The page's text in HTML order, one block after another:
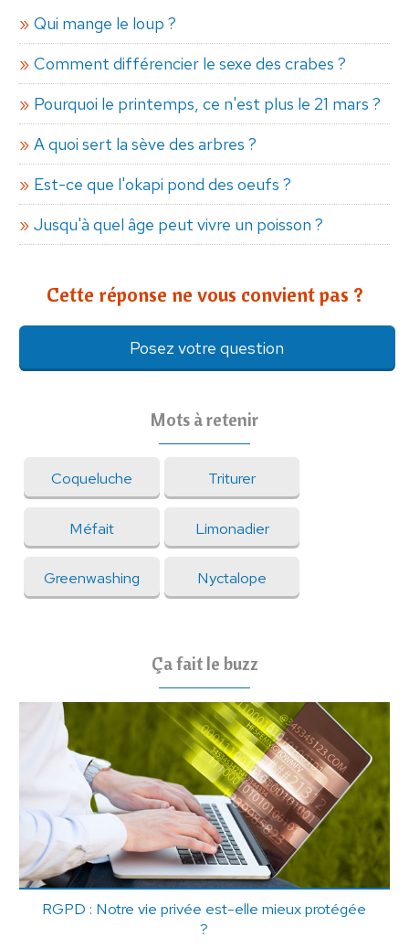
Qui mange le loup ?
Comment différencier le sexe des crabes ?
Pourquoi le printemps, ce n'est plus le 21 mars ?
A quoi sert la sève des arbres ?
Est-ce que l'okapi pond des oeufs ?
Jusqu'à quel âge peut vivre un poisson ?
Cette réponse ne vous convient pas ?
Posez votre question
Mots à retenir
Coqueluche Triturer
Méfait Limonadier
Greenwashing Nyctalope
Ça fait le buzz
RGPD : Notre vie privée est-elle mieux protégée
?